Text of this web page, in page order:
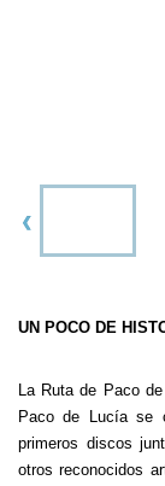
UN POCO DE
La Ruta de Paco
Paco de Lucía se
primeros discos
otros reconocidos